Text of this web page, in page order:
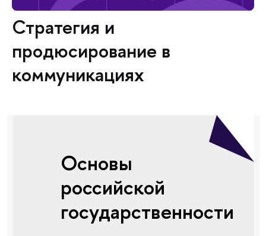
Стратегия и
продюсирование в
коммуникациях
Основы
российской
государственности